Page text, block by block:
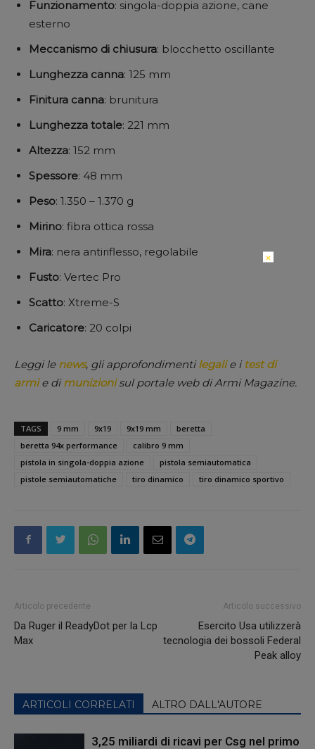
Funzionamento: singola-doppia azione, cane
esterno
Meccanismo di chiusura: blocchetto oscillante
Lunghezza canna: 125 mm
Finitura canna: brunitura
Lunghezza totale: 221 mm
Altezza: 152 mm
Spessore: 48 mm
Peso: 1.350 – 1.370 g
Mirino: fibra ottica rossa
Mira: nera antiriflesso, regolabile
Fusto: Vertec Pro
Scatto: Xtreme-S
Caricatore: 20 colpi
Leggi le news, gli approfondimentilegali e i test di
armie dimunizioni sul portale web di Armi Magazine.
TAGS 9 mm 9x19 9x19 mm
beretta
beretta 94x performance
calibro 9 mm
pistola in singola-doppia azione
pistola semiautomatica
pistole semiautomatiche
tiro dinamico tiro dinamico sportivo
Articolo precedente
Da Ruger il ReadyDot per la Lcp
Max
Articolo successivo
Esercito Usa utilizzerà
tecnologia dei bossoli Federal
Peak alloy
ARTICOLI CORRELATI ALTRO DALL'AUTORE
3,25 miliardi di ricavi per Csg nel primo
×